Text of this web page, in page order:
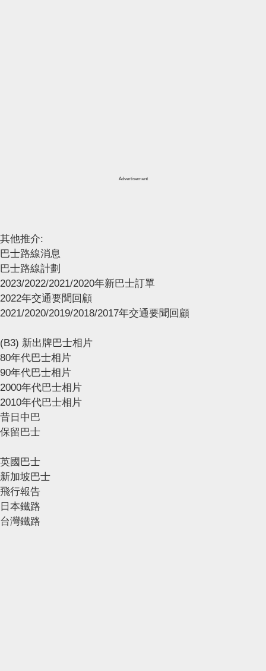
Advertisement
其他推介:
巴士路線消息
巴士路線計劃
2023/2022/2021/2020年新巴士訂單
2022年交通要聞回顧
2021/2020/2019/2018/2017年交通要聞回顧
(B3) 新出牌巴士相片
80年代巴士相片
90年代巴士相片
2000年代巴士相片
2010年代巴士相片
昔日中巴
保留巴士
英國巴士
新加坡巴士
飛行報告
日本鐵路
台灣鐵路